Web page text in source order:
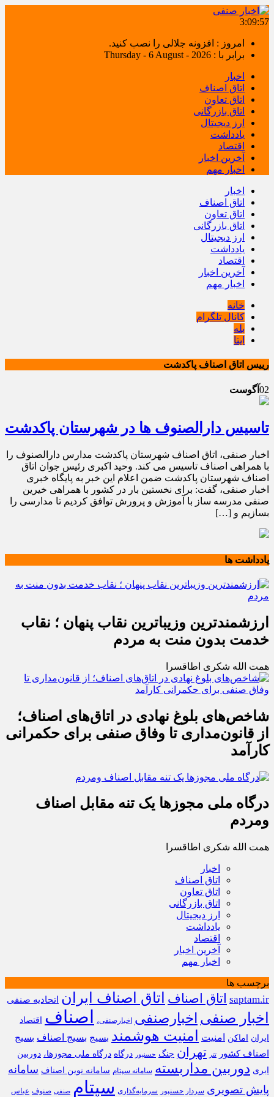
3:09:58
امروز : افزونه جلالی را نصب کنید.
برابر با : Thursday - 6 August - 2026
اخبار
اتاق اصناف
اتاق تعاون
اتاق بازرگانی
ارز دیجیتال
یادداشت
اقتصاد
آخرین اخبار
اخبار مهم
اخبار
اتاق اصناف
اتاق تعاون
اتاق بازرگانی
ارز دیجیتال
یادداشت
اقتصاد
آخرین اخبار
اخبار مهم
خانه
کانال تلگرام
بله
ایتا
رییس اتاق‌ اصناف پاکدشت
02آگوست
تاسیس دارالصنوف ها در شهرستان پاکدشت
اخبار صنفی، اتاق اصناف شهرستان پاکدشت مدارس دارالصنوف را
با همراهی اصناف تاسیس می کند. وحید اکبری رئیس جوان اتاق
اصناف شهرستان پاکدشت ضمن اعلام این خبر به پایگاه خبری
اخبار صنفی، گفت: برای نخستین بار در کشور با همراهی خیرین
صنفی مدرسه ساز با آموزش و پرورش توافق کردیم تا مدارسی را
بسازیم و […]
یادداشت ها
ارزشمندترین وزیباترین نقاب پنهان ؛ نقاب
خدمت بدون منت به مردم
همت الله شکری اطاقسرا
شاخص‌های بلوغ نهادی در اتاق‌های اصناف؛
از قانون‌مداری تا وفاق صنفی برای حکمرانی
کارآمد
درگاه ملی مجوزها یک تنه مقابل اصناف
ومردم
همت الله شکری اطاقسرا
اخبار
اتاق اصناف
اتاق تعاون
اتاق بازرگانی
ارز دیجیتال
یادداشت
اقتصاد
آخرین اخبار
اخبار مهم
برچسب ها
saptam.ir اتاق اصناف اتاق اصناف ایران اتحادیه صنفی
اخبار صنفی اخبارصنفی اخبارصنفی، اصناف
اقتصاد
ایران
اماکن امنیت امنیت هوشمند بسیج بسیج اصناف بسیج
اصناف کشور
تتر تهران جنگ حسنپور درگاه درگاه ملی مجوزها، دوربین
ابری دوربین مداربسته سامانه سپتام سامانه نوین اصناف سامانه
پایش تصویری سردار حسنپور سرمایه‌گذاری سپتام صنفی صنوف عباس